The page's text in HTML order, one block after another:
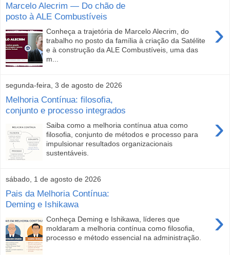
Marcelo Alecrim — Do chão de
posto à ALE Combustíveis
›
Conheça a trajetória de Marcelo Alecrim, do
trabalho no posto da família à criação da Satélite
e à construção da ALE Combustíveis, uma das
m...
segunda-feira, 3 de agosto de 2026
Melhoria Contínua: filosofia,
conjunto e processo integrados
›
Saiba como a melhoria contínua atua como
filosofia, conjunto de métodos e processo para
impulsionar resultados organizacionais
sustentáveis.
sábado, 1 de agosto de 2026
Pais da Melhoria Contínua:
Deming e Ishikawa
›
Conheça Deming e Ishikawa, líderes que
moldaram a melhoria contínua como filosofia,
processo e método essencial na administração.